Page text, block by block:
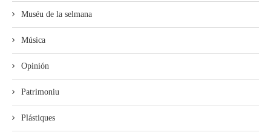
Muséu de la selmana
Música
Opinión
Patrimoniu
Plástiques